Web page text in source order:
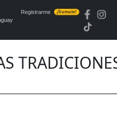
Registrarme ¡Sumate!